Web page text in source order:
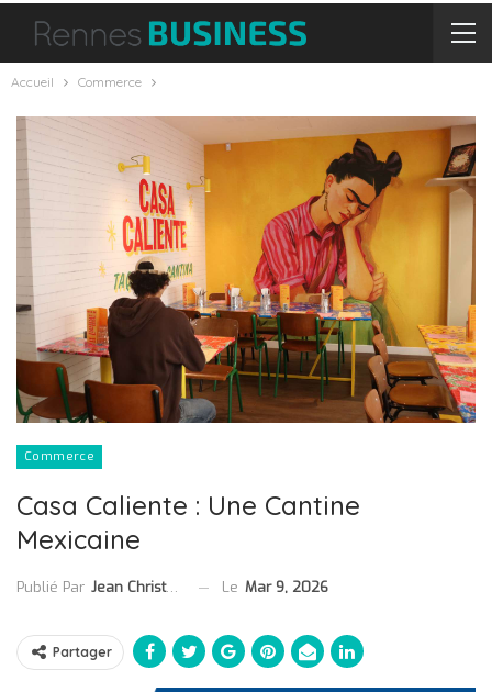
Accueil Commerce
Commerce
Casa Caliente : Une Cantine
Mexicaine
Publié Par Jean Christophe Collet Le Mar 9, 2026
Partager